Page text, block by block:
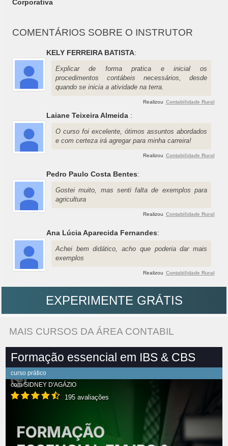
Corporativa
COMENTÁRIOS SOBRE O INSTRUTOR
KELY FERREIRA BATISTA:
Explicar de forma pratica e inicial os
procedimentos contábeis necessários, desde
quando se inicia a atividade na terra.
Realizou Contabilidade Rural
Laiane Teixeira Almeida :
O curso foi excelente, ótimos assuntos abordados
e com certeza irá agregar para minha carreira!
Realizou Contabilidade Rural
Pedro Paulo Costa Bentes:
Gostei muito, mas senti falta de exemplos para
agricultura
Realizou Contabilidade Rural
Ana Lúcia Aparecida Fernandes:
Achei bem didático, acho que poderia dar mais
exemplos
Realizou Contabilidade Rural
EXPERIMENTE GRÁTIS
MAIS CURSOS DA ÁREA CONTABIL
Formação essencial em IBS & CBS
curso prático
comSIDNEY D'AGÁZIO
195 avaliações